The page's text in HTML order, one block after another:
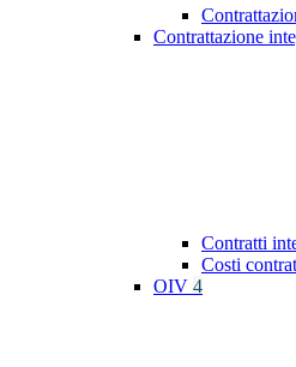
Contrattazione
Contratti
Costi
OIV 4